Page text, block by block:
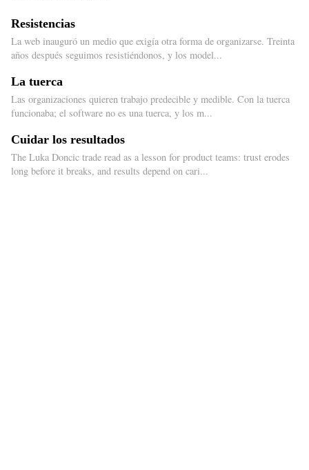
Resistencias
La web inauguró un medio que exigía otra forma de organizarse. Treinta
años después seguimos resistiéndonos, y los model...
La tuerca
Las organizaciones quieren trabajo predecible y medible. Con la tuerca
funcionaba; el software no es una tuerca, y los m...
Cuidar los resultados
The Luka Doncic trade read as a lesson for product teams: trust erodes
long before it breaks, and results depend on cari...